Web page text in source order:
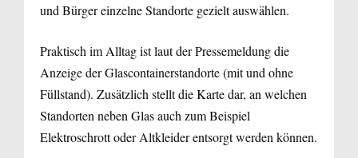
und Bürger einzelne Standorte gezielt auswählen.
Praktisch im Alltag ist laut der Pressemeldung die
Anzeige der Glascontainerstandorte (mit und ohne
Füllstand). Zusätzlich stellt die Karte dar, an welchen
Standorten neben Glas auch zum Beispiel
Elektroschrott oder Altkleider entsorgt werden können.